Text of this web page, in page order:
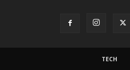
TECH